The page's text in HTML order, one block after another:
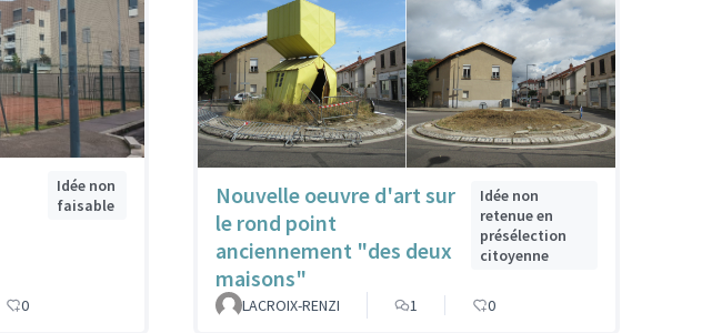
Idée non
faisable
0
Nouvelle oeuvre d'art sur
le rond point
anciennement "des deux
maisons"
Idée non
retenue en
présélection
citoyenne
LACROIX-RENZI 1 0